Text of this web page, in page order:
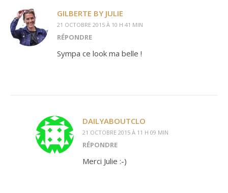
GILBERTE BY JULIE
21 OCTOBRE 2015 À 10 H 41 MIN
RÉPONDRE
Sympa ce look ma belle !
DAILYABOUTCLO
21 OCTOBRE 2015 À 11 H 09 MIN
RÉPONDRE
Merci Julie :-)